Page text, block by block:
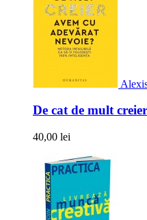
De cat de mult
40,00 lei